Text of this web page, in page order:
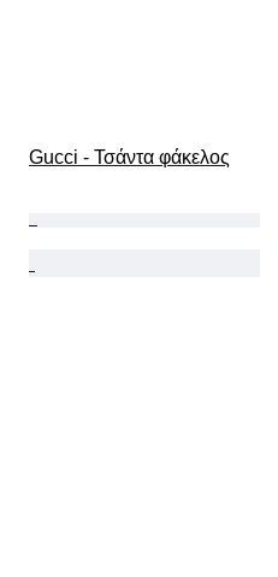
Gucci - Τσάντα φάκελος